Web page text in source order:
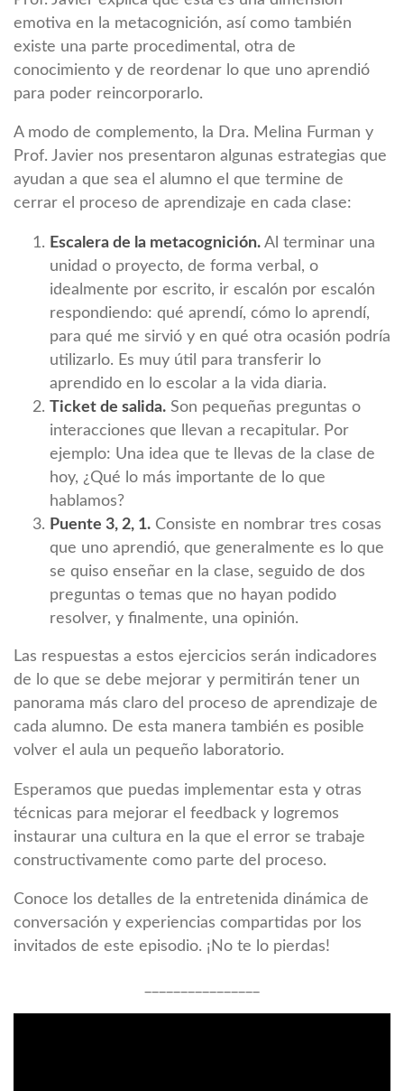
emotiva en la metacognición, así como también
existe una parte procedimental, otra de
conocimiento y de reordenar lo que uno aprendió
para poder reincorporarlo.
A modo de complemento, la Dra. Melina Furman y
Prof. Javier nos presentaron algunas estrategias que
ayudan a que sea el alumno el que termine de
cerrar el proceso de aprendizaje en cada clase:
Escalera de la metacognición. Al terminar una
unidad o proyecto, de forma verbal, o
idealmente por escrito, ir escalón por escalón
respondiendo: qué aprendí, cómo lo aprendí,
para qué me sirvió y en qué otra ocasión podría
utilizarlo. Es muy útil para transferir lo
aprendido en lo escolar a la vida diaria.
Ticket de salida. Son pequeñas preguntas o
interacciones que llevan a recapitular. Por
ejemplo: Una idea que te llevas de la clase de
hoy, ¿Qué lo más importante de lo que
hablamos?
Puente 3, 2, 1. Consiste en nombrar tres cosas
que uno aprendió, que generalmente es lo que
se quiso enseñar en la clase, seguido de dos
preguntas o temas que no hayan podido
resolver, y finalmente, una opinión.
Las respuestas a estos ejercicios serán indicadores
de lo que se debe mejorar y permitirán tener un
panorama más claro del proceso de aprendizaje de
cada alumno. De esta manera también es posible
volver el aula un pequeño laboratorio.
Esperamos que puedas implementar esta y otras
técnicas para mejorar el feedback y logremos
instaurar una cultura en la que el error se trabaje
constructivamente como parte del proceso.
Conoce los detalles de la entretenida dinámica de
conversación y experiencias compartidas por los
invitados de este episodio. ¡No te lo pierdas!